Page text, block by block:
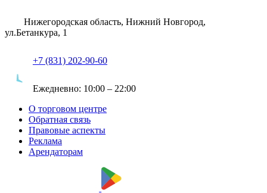
Нижегородская область, Нижний Новгород,
ул.Бетанкура, 1
+7 (831) 202-90-60
Ежедневно: 10:00 – 22:00
О торговом центре
Обратная связь
Правовые аспекты
Реклама
Арендаторам